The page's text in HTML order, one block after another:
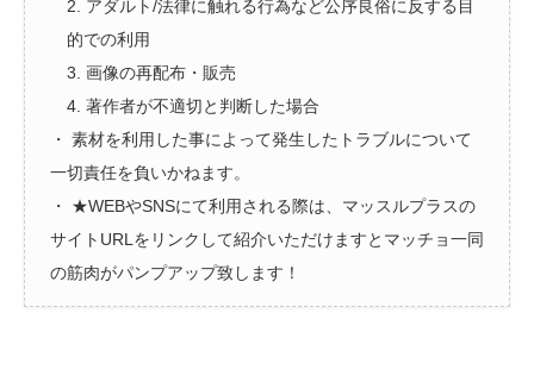
2. アダルト/法律に触れる行為など公序良俗に反する目
的での利用
3. 画像の再配布・販売
4. 著作者が不適切と判断した場合
・ 素材を利用した事によって発生したトラブルについて
一切責任を負いかねます。
・ ★WEBやSNSにて利用される際は、マッスルプラスの
サイトURLをリンクして紹介いただけますとマッチョ一同
の筋肉がパンプアップ致します！